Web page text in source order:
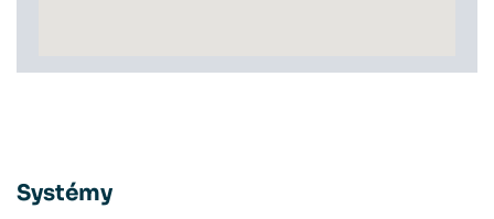
Systémy